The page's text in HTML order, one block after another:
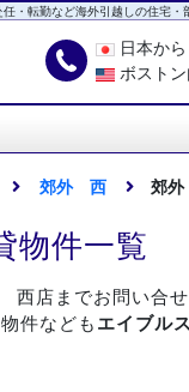
・転勤など海外引越しの住宅・
日本か
ボスト
郊外 西 郊
件一覧
店までお問い合せ
件なども エイブル